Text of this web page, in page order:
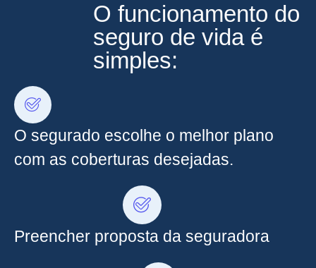
O funcionamento do
seguro de vida é
simples:
O segurado escolhe o melhor plano
com as coberturas desejadas.
Preencher proposta da seguradora